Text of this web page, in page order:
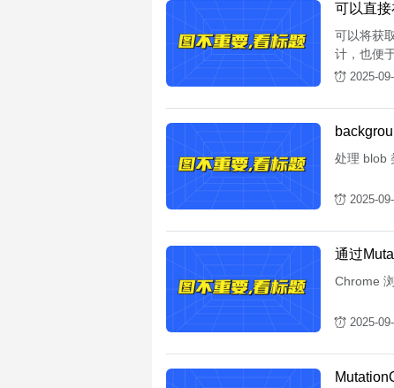
可以直
可以将获
计，也便
2025-
处理 blob
2025-
通过
Chrome
2025-